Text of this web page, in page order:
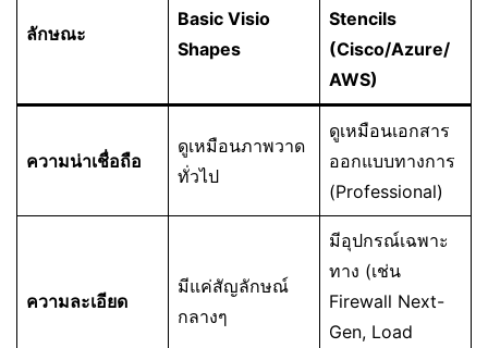
ลักษณะ
Basic Visio
Shapes
Stencils
(Cisco/Azure/
AWS)
ความน่าเชื่อถือ
ดูเหมือนภาพวาด
ทั่วไป
ดูเหมือนเอกสาร
ออกแบบทางการ
(Professional)
ความละเอียด
มีแค่สัญลักษณ์
กลางๆ
มีอุปกรณ์เฉพาะ
ทาง (เช่น
Firewall Next-
Gen, Load